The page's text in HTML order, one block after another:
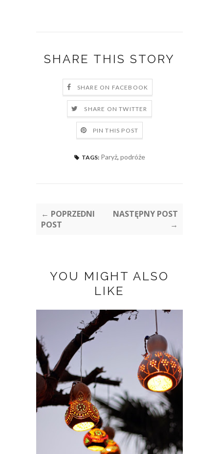
SHARE THIS STORY
SHARE ON FACEBOOK
SHARE ON TWITTER
PIN THIS POST
TAGS: Paryż, podróże
← POPRZEDNI
POST
NASTĘPNY POST
→
YOU MIGHT ALSO
LIKE